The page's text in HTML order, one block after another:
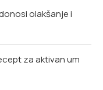
olakšanje i
za aktivan um